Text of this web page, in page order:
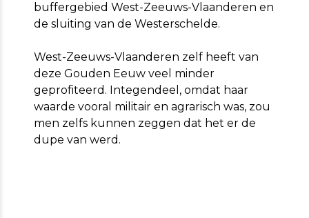
buffergebied West-Zeeuws-Vlaanderen en
de sluiting van de Westerschelde.
West-Zeeuws-Vlaanderen zelf heeft van
deze Gouden Eeuw veel minder
geprofiteerd. Integendeel, omdat haar
waarde vooral militair en agrarisch was, zou
men zelfs kunnen zeggen dat het er de
dupe van werd.